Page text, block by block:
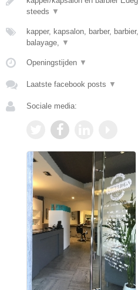
steeds ▼
kapper, kapsalon, barber,
balayage, ▼
Openingstijden ▼
Laatste facebook posts ▼
Sociale media: